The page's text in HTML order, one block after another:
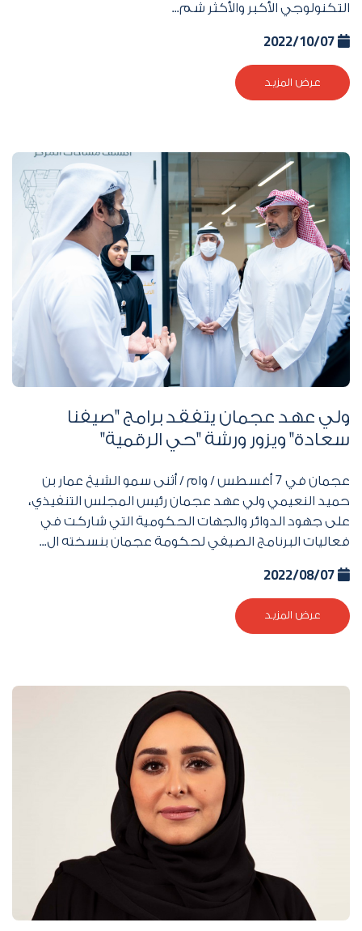
التكنولوجي الأكبر والأكثر شم...
عرض المزيد
ولي عهد عجمان يتفقد برامج "صيفنا
سعادة" ويزور ورشة "حي الرقمية"
عجمان في7أغسطس / وام / أثنى سمو الشيخ عمار بن
حميد النعيمي ولي عهد عجمان رئيس المجلس التنفيذي،
على جهود الدوائر والجهات الحكومية التي شاركت في
فعاليات البرنامج الصيفي لحكومة عجمان بنسخته ال...
عرض المزيد